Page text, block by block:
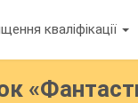
кваліфікації